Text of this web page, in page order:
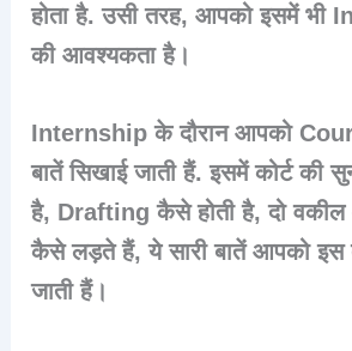
होता है. उसी तरह, आपको इसमें भी
की आवश्यकता है।
Internship के दौरान आपको
बातें सिखाई जाती हैं. इसमें कोर्ट की
है, Drafting कैसे होती है, दो
कैसे लड़ते हैं, ये सारी बातें आपको इस
जाती हैं।